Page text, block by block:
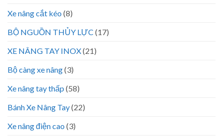
Xe nâng cắt kéo (8)
BỘ NGUỒN THỦY LỰC (17)
XE NÂNG TAY INOX(21)
Bộ càng xe nâng(3)
Xe nâng tay thấp (58)
Bánh Xe Nâng Tay(22)
Xe nâng điện cao (3)